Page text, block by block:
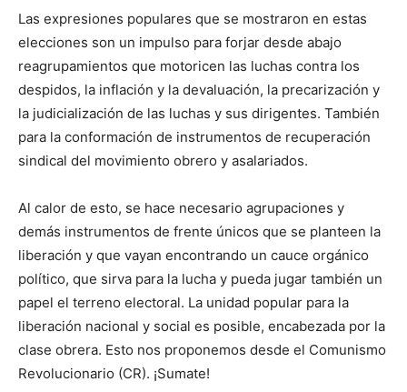
Las expresiones populares que se mostraron en estas
elecciones son un impulso para forjar desde abajo
reagrupamientos que motoricen las luchas contra los
despidos, la inflación y la devaluación, la precarización y
la judicialización de las luchas y sus dirigentes. También
para la conformación de instrumentos de recuperación
sindical del movimiento obrero y asalariados.
Al calor de esto, se hace necesario agrupaciones y
demás instrumentos de frente únicos que se planteen la
liberación y que vayan encontrando un cauce orgánico
político, que sirva para la lucha y pueda jugar también un
papel el terreno electoral. La unidad popular para la
liberación nacional y social es posible, encabezada por la
clase obrera. Esto nos proponemos desde el Comunismo
Revolucionario (CR). ¡Sumate!